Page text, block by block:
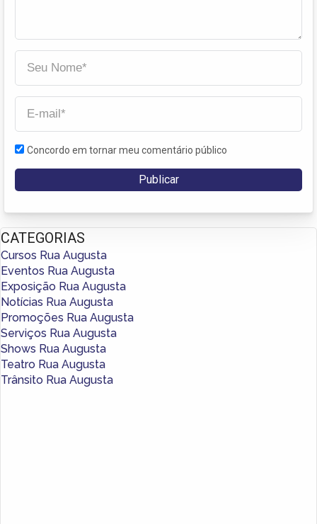
Concordo em tornar meu comentário público
CATEGORIAS
Cursos Rua Augusta
Eventos Rua Augusta
Exposição Rua Augusta
Notícias Rua Augusta
Promoções Rua Augusta
Serviços Rua Augusta
Shows Rua Augusta
Teatro Rua Augusta
Trânsito Rua Augusta